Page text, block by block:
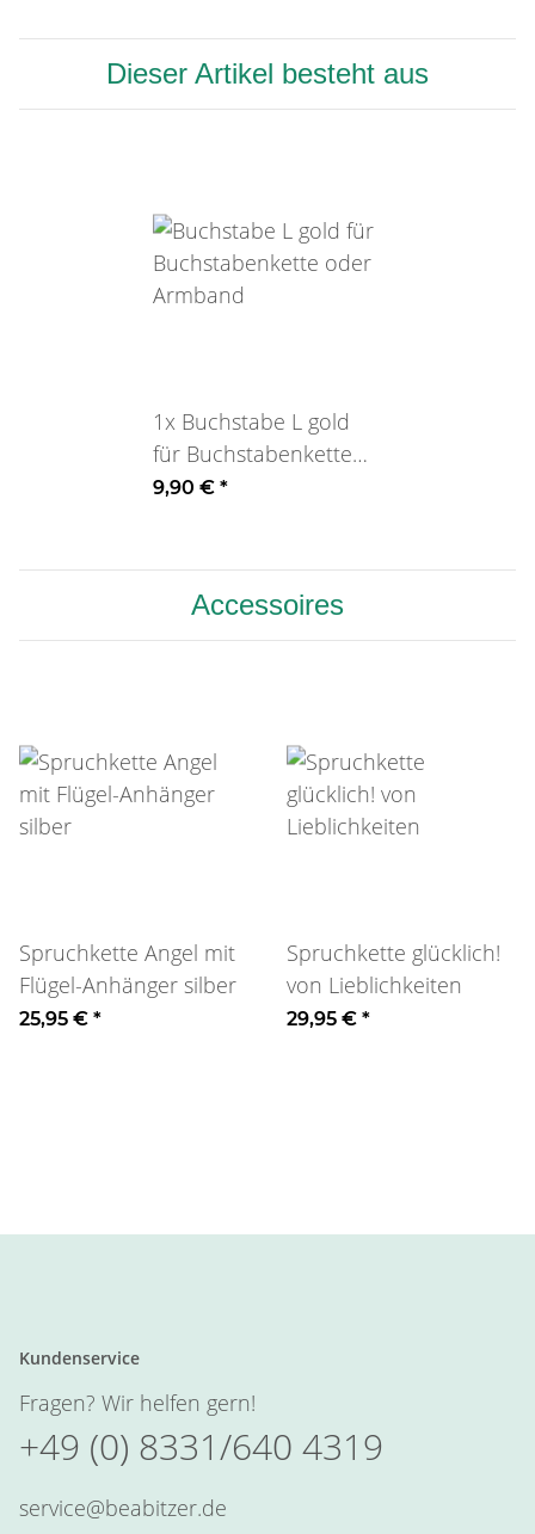
Dieser Artikel besteht aus
1x Buchstabe L gold
für Buchstabenkette
oder Armband
9,90 € *
Accessoires
Spruchkette Angel mit
Flügel-Anhänger silber
25,95 € *
Spruchkette glücklich!
von Lieblichkeiten
29,95 € *
Kundenservice
Fragen? Wir helfen gern!
+49 (0) 8331/640 4319
service@beabitzer.de